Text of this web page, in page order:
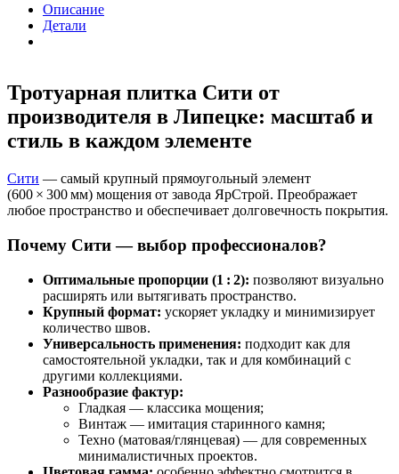
Описание
Детали
Тротуарная плитка Сити от
производителя в Липецке: масштаб и
стиль в каждом элементе
Сити — самый крупный прямоугольный элемент
(600 × 300 мм) мощения от завода ЯрСтрой. Преображает
любое пространство и обеспечивает долговечность покрытия.
Почему Сити — выбор профессионалов?
Оптимальные пропорции (1 : 2): позволяют визуально
расширять или вытягивать пространство.
Крупный формат: ускоряет укладку и минимизирует
количество швов.
Универсальность применения: подходит как для
самостоятельной укладки, так и для комбинаций с
другими коллекциями.
Разнообразие фактур:
Гладкая — классика мощения;
Винтаж — имитация старинного камня;
Техно (матовая/глянцевая) — для современных
минималистичных проектов.